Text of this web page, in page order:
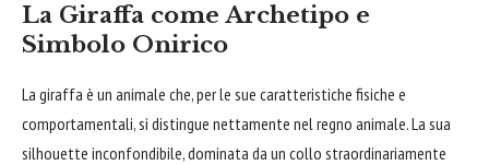
La Giraffa come Archetipo e
Simbolo Onirico
La giraffa è un animale che, per le sue caratteristiche fisiche e
comportamentali, si distingue nettamente nel regno animale. La sua
silhouette inconfondibile, dominata da un collo straordinariamente